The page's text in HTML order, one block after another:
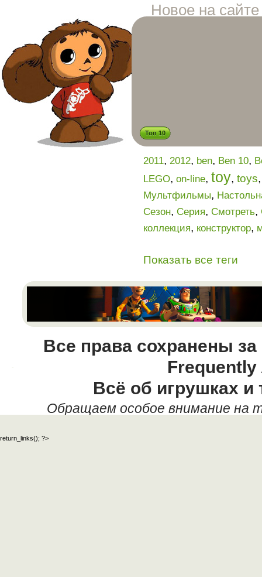
Новое на сайте
Топ 10
2011, 2012, ben, Ben 10,
LEGO, on-line, toy, toys
Мультфильмы,
Сезон, Серия, Смотреть,
коллекция, конструктор,
Показать все теги
Все права сохранены
Всё об игрушках и
Обращаем особое внимание на
return_links(); ?>